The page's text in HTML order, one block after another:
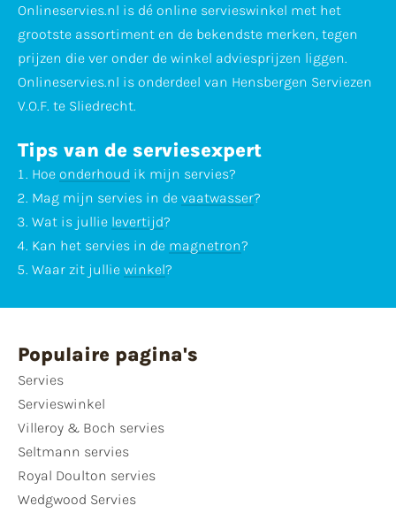
Onlineservies.nl is dé online servieswinkel met het
grootste assortiment en de bekendste merken, tegen
prijzen die ver onder de winkel adviesprijzen liggen.
Onlineservies.nl is onderdeel van Hensbergen Serviezen
V.O.F. te Sliedrecht.
Tips van de serviesexpert
Hoe onderhoud ik mijn servies?
Mag mijn servies in de vaatwasser?
Wat is jullie levertijd?
Kan het servies in de magnetron?
Waar zit jullie winkel?
Populaire pagina's
Servies
Servieswinkel
Villeroy & Boch servies
Seltmann servies
Royal Doulton servies
Wedgwood Servies